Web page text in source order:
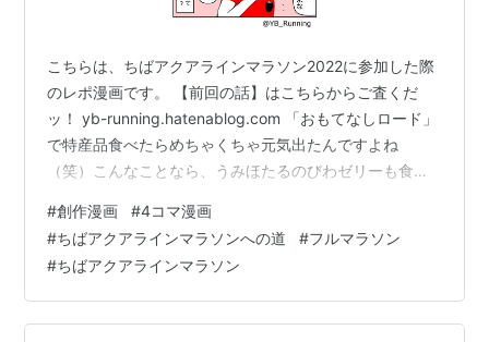
こちらは、ちばアクアラインマラソン2022に参加した際
のレポ漫画です。 【前回の話】はこちらからご査くだ
ッ！ yb-running.hatenablog.com 「おもてなしロード」
で特産品食べたらめちゃくちゃ元気出たんですよね
（笑）こんなことなら、うみほたるのびわゼリーも食べ
完走ですッ！漫画見返してたらまたアクアラインマラソ
ン走りたくなってきたなぁ～。。。本当に今年は参加で
きず残念ッスわぁ。その次の開催は2026年、頚椎椎間板
ヘルニア完治させて次こそ参加したいッス！ 漫画で走っ
ている地点は以下の通り（コースマップはちばアクアラ
#創作漫画 #4コマ漫画
#ちばアクアラインマラソンへの道 #フルマラソン
#ちばアクアラインマラソン